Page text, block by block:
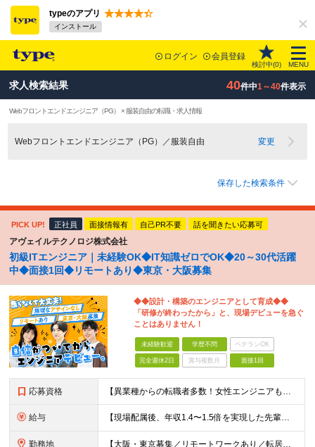
typeのアプリ
インストール
ログイン 会員登録
検討中(0) MENU
求人検索結果 40件中1～40件表示
Webフロントエンドエンジニア（PG） × 服装自由の転職・求人情報
Webフロントエンドエンジニア（PG）／服装自由 変更
保存した検索条件
PICK UP! 正社員 面接情報有 自己PR不要 話を聞きたい応募可
アヴェイルテクノロジ株式会社
初級ITエンジニア｜未経験OK◆IT知識ゼロでOK◆20～30代活躍
中◆面接1回◆リモートあり◆東京・大阪募集
◆◆設計・構築のエンジニアとして育成◆◆
「研修が終わったから」と、現場デビューを急ぐ
ことはありません！
未経験歓迎 学歴不問 ベテランOK
完全週休2日 賞与複数月 面接1回
応募資格 【異業種からの転職者多数！女性エンジニアも活躍中】 ◆学歴不問 ◆未経験OK ≪こんな方を歓迎しています≫ ◎未経験から成長できる環境で活躍したい方 ◎大学やスクールでIT系のスキルを学んだことのあ
給与 【現場配属後、年収1.4〜1.5倍を実現した先輩も！残業代全額支給】 ◆給与は経験やスキルに応じて決定します ◆年俸制250万円～350万円（1/12を月々支給） ≪年収UPの例≫ ◎飲食業からのキ
勤務地 【大阪・東京募集／リモートワークあり／転居を伴う転勤なし】 東京本社、大阪事務所、または東京23区内・関西（大阪・兵庫）の各クライアント先勤務 ◆入社後、約1年間はクライアント先ではなく 自社内（東